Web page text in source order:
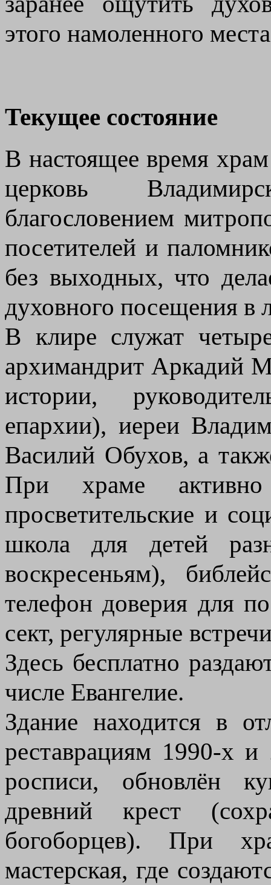
этого намоленного
Текущее состояние
В настоящее время храм
церковь
благословением
посетителей и
без выходных, что
духовного посещения в
В клире служат
архимандрит Аркадий
истории,
епархии), иереи
Василий Обухов, а
При храме активно
просветительские и
школа для детей
воскресеньям),
телефон доверия для
сект, регулярные
Здесь бесплатно
числе Евангелие.
Здание находится в
реставрациям 1990-х и
росписи, обновлён
древний крест
богоборцев). При
мастерская, где